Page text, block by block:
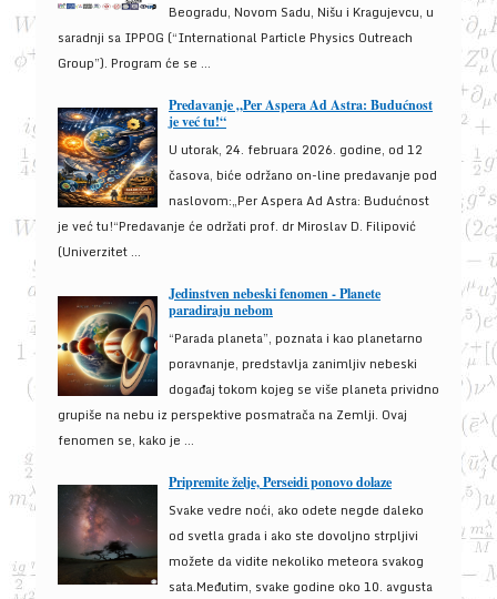
Beogradu, Novom Sadu, Nišu i Kragujevcu, u
saradnji sa IPPOG (“International Particle Physics Outreach
Group”). Program će se ...
Predavanje „Per Aspera Ad Astra: Budućnost
je već tu!“
U utorak, 24. februara 2026. godine, od 12
časova, biće održano on-line predavanje pod
naslovom:„Per Aspera Ad Astra: Budućnost
je već tu!“Predavanje će održati prof. dr Miroslav D. Filipović
(Univerzitet ...
Jedinstven nebeski fenomen - Planete
paradiraju nebom
“Parada planeta”, poznata i kao planetarno
poravnanje, predstavlja zanimljiv nebeski
događaj tokom kojeg se više planeta prividno
grupiše na nebu iz perspektive posmatrača na Zemlji. Ovaj
fenomen se, kako je ...
Pripremite želje, Perseidi ponovo dolaze
Svake vedre noći, ako odete negde daleko
od svetla grada i ako ste dovoljno strpljivi
možete da vidite nekoliko meteora svakog
sata.Međutim, svake godine oko 10. avgusta